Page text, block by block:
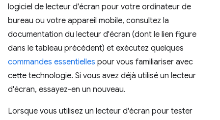
logiciel de lecteur d'écran pour votre ordinateur de
bureau ou votre appareil mobile, consultez la
documentation du lecteur d'écran (dont le lien figure
dans le tableau précédent) et exécutez quelques
commandes essentielles pour vous familiariser avec
cette technologie. Si vous avez déjà utilisé un lecteur
d'écran, essayez-en un nouveau.
Lorsque vous utilisez un lecteur d'écran pour tester